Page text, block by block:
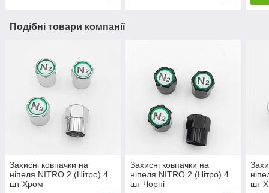
Подібні товари компанії
Захисні ковпачки на
ніпеля NITRO 2 (Нітро) 4
шт Хром
Захисні ковпачки на
ніпеля NITRO 2 (Нітро) 4
шт Чорні
шт